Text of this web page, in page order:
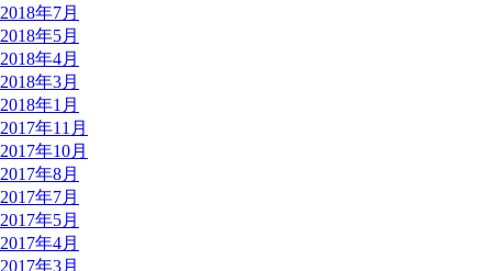
2018年7月
2018年5月
2018年4月
2018年3月
2018年1月
2017年11月
2017年10月
2017年8月
2017年7月
2017年5月
2017年4月
2017年3月